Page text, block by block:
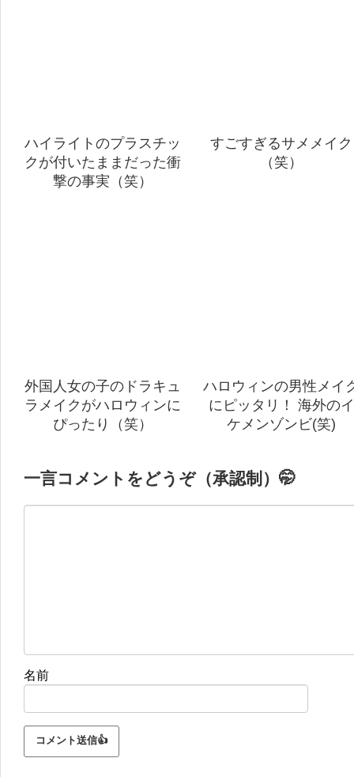
ハイライトのプラスチッ
クが付いたままだった衝
撃の事実（笑）
すごすぎるサメメイク
（笑）
外国人女の子のドラキュ
ラメイクがハロウィンに
ぴったり（笑）
ハロウィンの男性メイ
にピッタリ！ 海外のイ
ケメンゾンビ(笑)
一言コメントをどうぞ（承認制）🤭
名前